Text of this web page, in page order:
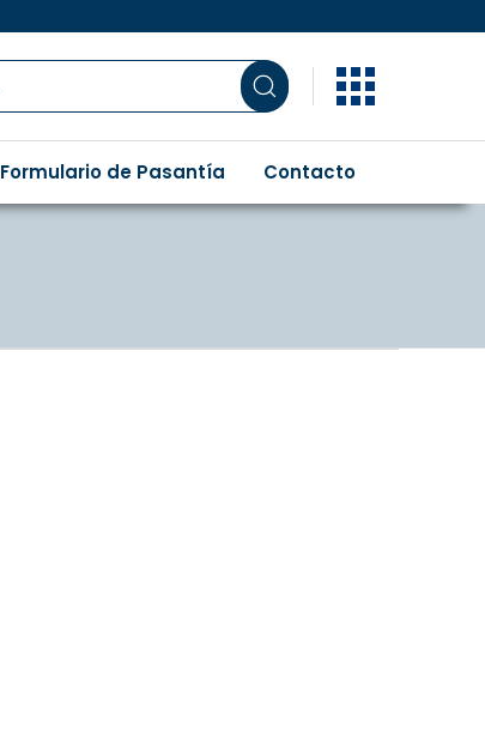
Formulario de Pasantía Contacto